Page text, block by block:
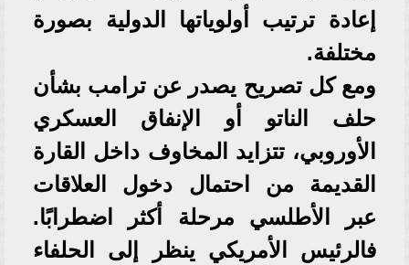
إعادة ترتيب أولوياتها الدولية بصورة
مختلفة.
ومع كل تصريح يصدر عن ترامب بشأن
حلف الناتو أو الإنفاق العسكري
الأوروبي، تتزايد المخاوف داخل القارة
القديمة من احتمال دخول العلاقات
عبر الأطلسي مرحلة أكثر اضطرابًا.
فالرئيس الأمريكي ينظر إلى الحلفاء